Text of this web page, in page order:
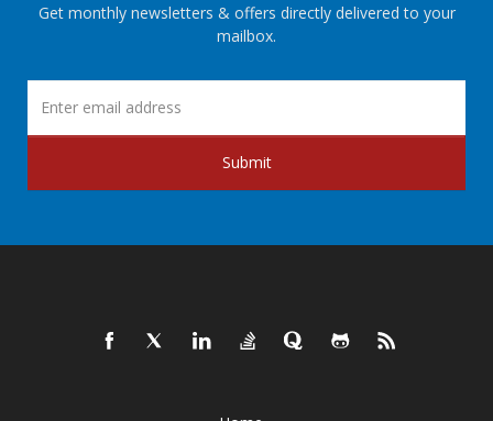
Get monthly newsletters & offers directly delivered to your
mailbox.
Submit